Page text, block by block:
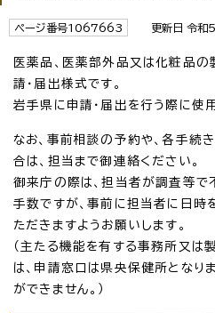
ページ番号1067663 更新日 令和
医薬品、医薬部外品又は化粧品の
請・届出様式です。
岩手県に申請・届出を行う際に使
なお、事前相談の予約や、各手続
合は、担当まで御連絡ください。
御来庁の際は、担当者が調査等で
手数ですが、事前に担当者に日時
ただきますようお願いします。
（主たる機能を有する事務所又
は、申請窓口は県央保健所となり
ができません。）